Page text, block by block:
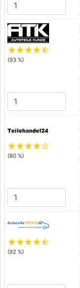
starstarstarstarstar_half
(93 %)
starstarstarstarstar_outline
(80 %)
starstarstarstarstar_half
(92 %)